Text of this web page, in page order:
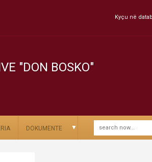
Kyçu në
"DON BOSKO"
DOKUMENTE ▼